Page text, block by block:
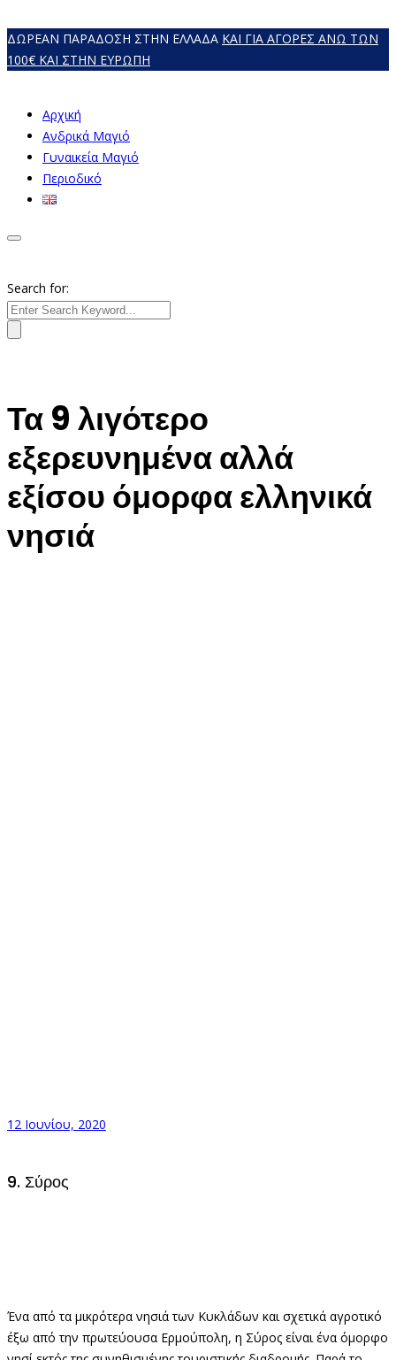
ΔΩΡΕΑΝ ΠΑΡΑΔΟΣΗ ΣΤΗΝ ΕΛΛΑΔΑ ΚΑΙ ΓΙΑ ΑΓΟΡΕΣ ΑΝΩ ΤΩΝ
100€ ΚΑΙ ΣΤΗΝ ΕΥΡΩΠΗ
Αρχική
Ανδρικά Μαγιό
Γυναικεία Mαγιό
Περιοδικό
Search for:
Τα 9 λιγότερο
εξερευνημένα αλλά
εξίσου όμορφα ελληνικά
νησιά
12 Ιουνίου, 2020
9. Σύρος
Ένα από τα μικρότερα νησιά των Κυκλάδων και σχετικά αγροτικό
έξω από την πρωτεύουσα Ερμούπολη, η Σύρος είναι ένα όμορφο